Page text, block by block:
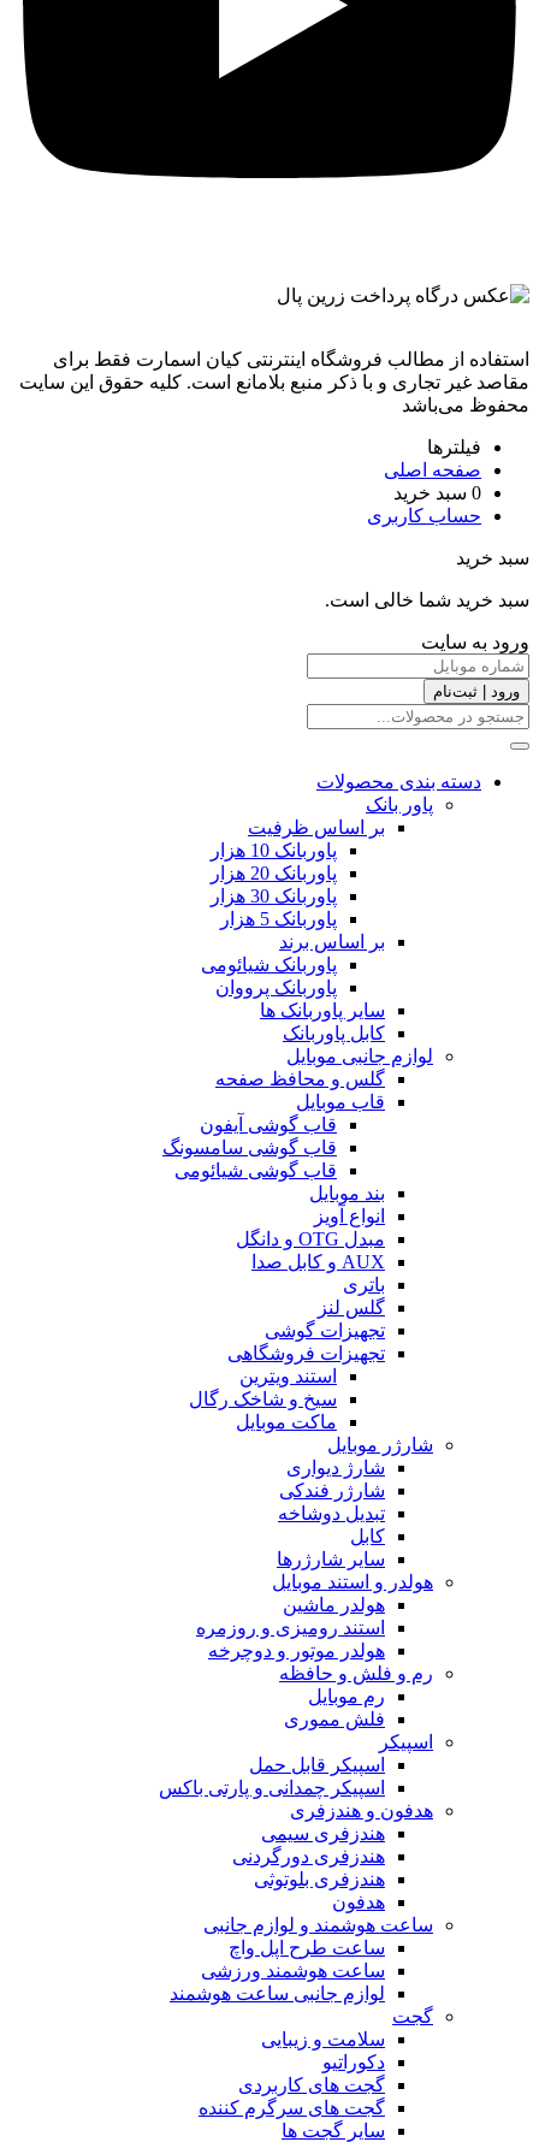
استفاده از مطالب فروشگاه اینترنتی کیان اسمارت فقط برای
مقاصد غیر تجاری و با ذکر منبع بلامانع است. کليه حقوق اين سايت
محفوظ می‌باشد
فیلترها
صفحه اصلی
0 سبد خرید
حساب کاربری
سبد خرید
سبد خرید شما خالی است.
ورود به سایت
ورود | ثبت‌نام
دسته بندی محصولات
پاور بانک
بر اساس ظرفیت
پاوربانک 10 هزار
پاوربانک 20 هزار
پاوربانک 30 هزار
پاوربانک 5 هزار
بر اساس برند
پاوربانک شیائومی
پاوربانک پرووان
سایر پاوربانک ها
کابل پاوربانک
لوازم جانبی موبایل
گلس و محافظ صفحه
قاب موبایل
قاب گوشی آیفون
قاب گوشی سامسونگ
قاب گوشی شیائومی
بند موبایل
انواع آویز
مبدل OTG و دانگل
AUX و کابل صدا
باتری
گلس لنز
تجهیزات گوشی
تجهیزات فروشگاهی
استند ویترین
سیخ و شاخک رگال
ماکت موبایل
شارژر موبایل
شارژ دیواری
شارژر فندکی
تبدیل دوشاخه
کابل
سایر شارژرها
هولدر و استند موبایل
هولدر ماشین
استند رومیزی و روزمره
هولدر موتور و دوچرخه
رم و فلش و حافظه
رم موبایل
فلش مموری
اسپیکر
اسپیکر قابل حمل
اسپیکر چمدانی و پارتی باکس
هدفون و هندزفری
هندزفری سیمی
هندزفری دورگردنی
هندزفری بلوتوثی
هدفون
ساعت هوشمند و لوازم جانبی
ساعت طرح اپل واچ
ساعت هوشمند ورزشی
لوازم جانبی ساعت هوشمند
گجت
سلامت و زیبایی
دکوراتیو
گجت های کاربردی
گجت های سرگرم کننده
سایر گجت ها